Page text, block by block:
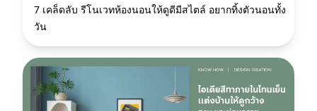
7 เคล็ดลับ รีโนเวทห้องนอนให้ดูดีมีสไตล์ อยากทิ้งตัวนอนทั้ง
วัน